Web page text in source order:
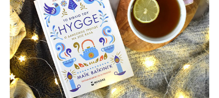
Moments of Mine
FAQ